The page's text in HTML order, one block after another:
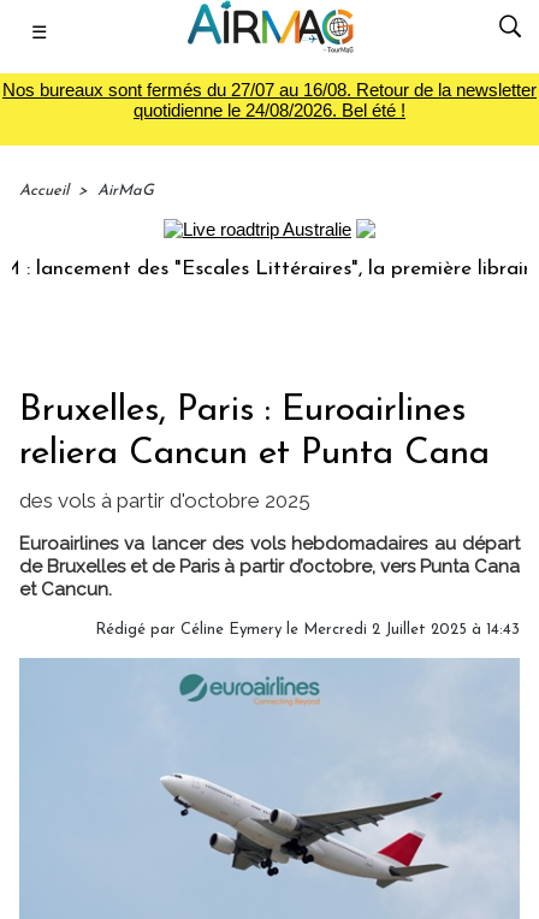
☰
Nos bureaux sont fermés du 27/07 au 16/08. Retour de la newsletter
quotidienne le 24/08/2026. Bel été !
Accueil > AirMaG
des "Escales Littéraires", la première librairie du
Bruxelles, Paris : Euroairlines
reliera Cancun et Punta Cana
des vols à partir d'octobre 2025
Euroairlines va lancer des vols hebdomadaires au départ
de Bruxelles et de Paris à partir d’octobre, vers Punta Cana
et Cancun.
Rédigé par Céline Eymery le Mercredi 2 Juillet 2025 à 14:43